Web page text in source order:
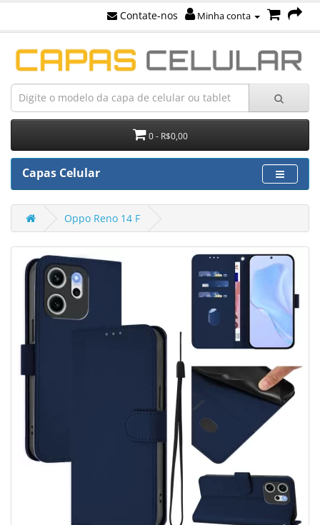
Contate-nos Minha conta
0 - R$0,00
Capas Celular
Oppo Reno 14 F